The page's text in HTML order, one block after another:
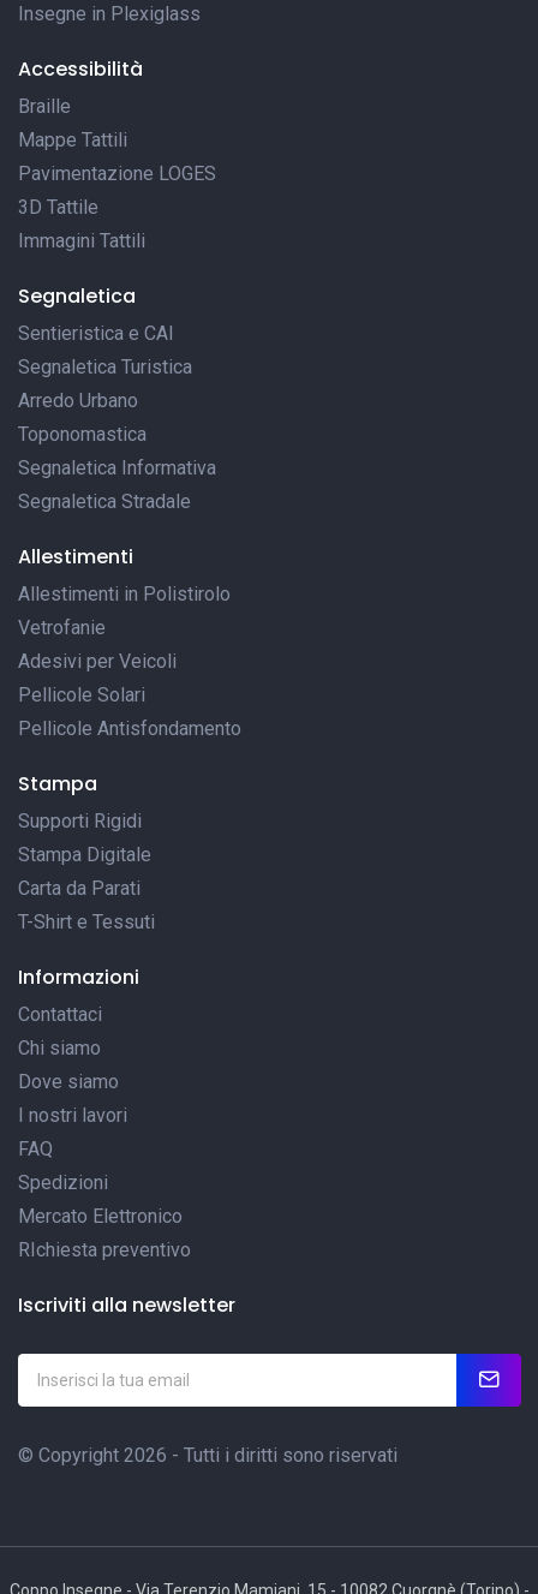
Insegne in Plexiglass
Accessibilità
Braille
Mappe Tattili
Pavimentazione LOGES
3D Tattile
Immagini Tattili
Segnaletica
Sentieristica e CAI
Segnaletica Turistica
Arredo Urbano
Toponomastica
Segnaletica Informativa
Segnaletica Stradale
Allestimenti
Allestimenti in Polistirolo
Vetrofanie
Adesivi per Veicoli
Pellicole Solari
Pellicole Antisfondamento
Stampa
Supporti Rigidi
Stampa Digitale
Carta da Parati
T-Shirt e Tessuti
Informazioni
Contattaci
Chi siamo
Dove siamo
I nostri lavori
FAQ
Spedizioni
Mercato Elettronico
RIchiesta preventivo
Iscriviti alla newsletter
© Copyright 2026 - Tutti i diritti sono riservati